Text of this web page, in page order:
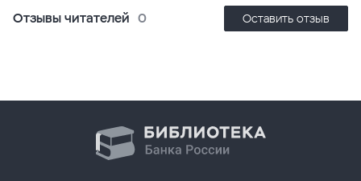
Отзывы читателей 0 Оставить отзыв